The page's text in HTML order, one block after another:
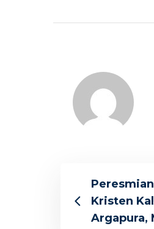
Kristen
Argapura,